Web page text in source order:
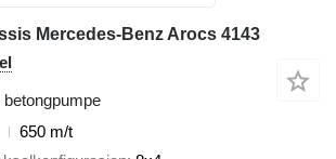
Mercedes-Benz Arocs 4143
650 m/t